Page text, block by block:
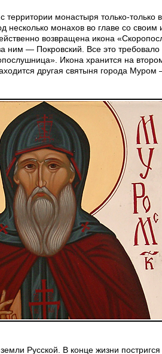
монастыря только-только
несколько монахов во главе со
возвращена икона
ним — Покровский. Все это
Икона хранится на
другая святыня города
Русской. В конце жизни